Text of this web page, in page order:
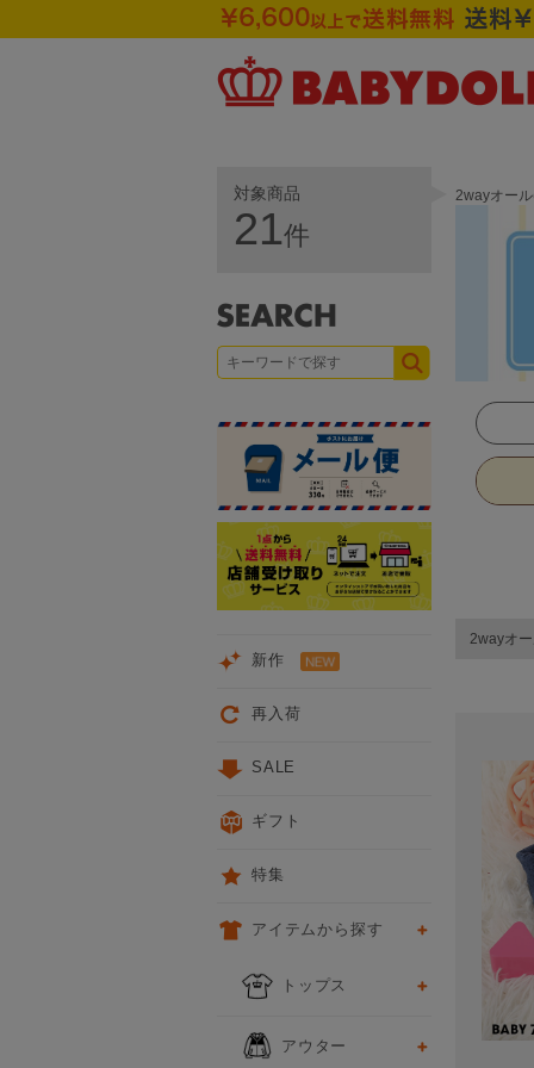
2wayオー
2wayオ
対象商品
21件
新作
再入荷
SALE
ギフト
特集
アイテムから探す
トップス
アウター